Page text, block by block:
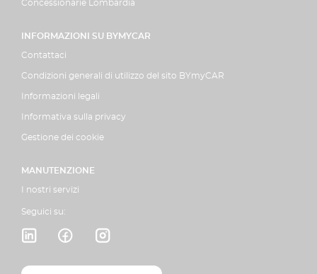
Concessionarie Lombardia
INFORMAZIONI SU BYMYCAR
Contattaci
Condizioni generali di utilizzo del sito BYmyCAR
Informazioni legali
Informativa sulla privacy
Gestione dei cookie
MANUTENZIONE
I nostri servizi
Seguici su: